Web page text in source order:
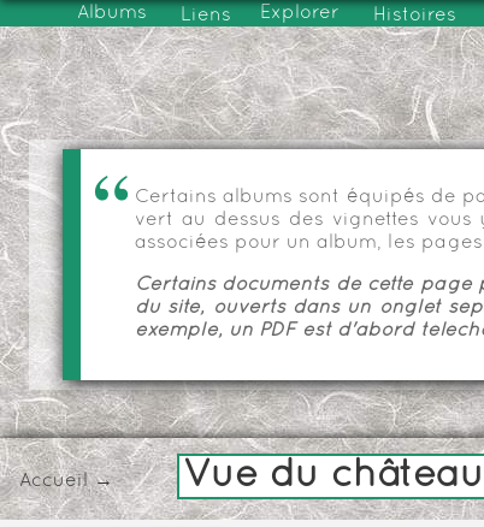
Albums Liens Explorer Histoires
Certains albums sont équipés de
vert au dessus des vignettes
associées pour un album, les
Certains documents de cette page
du site, ouverts dans un onglet
exemple, un PDF est d'abord
Accueil→ Vue du